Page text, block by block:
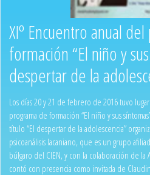
XIº Encuentro anual
formación “El niño y
despertar de la
Los días 20 y 21 de febrero de 2016 tuvo
programa de formación “El niño y sus
título “El despertar de la adolescencia”
psicoanálisis lacaniano, que es un grupo
búlgaro del CIEN, y con la colaboración de la
contó con presencia como invitada de